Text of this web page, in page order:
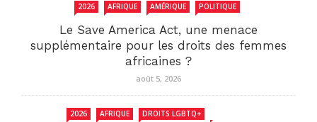
2026 AFRIQUE AMÉRIQUE POLITIQUE
Le Save America Act, une menace
supplémentaire pour les droits des femmes
africaines ?
août 5, 2026
2026 AFRIQUE DROITS LGBTQ+